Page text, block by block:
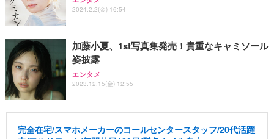
2024.2.2(金) 16:54
加藤小夏、1st写真集発売！貴重なキャミソール
姿披露
エンタメ
2023.12.15(金) 12:55
完全在宅/スマホメーカーのコールセンタースタッフ/20代活躍